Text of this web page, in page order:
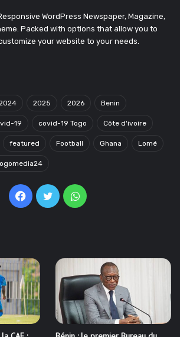
WordPress Newspaper, Magazine,
Packed with options that allow you to
your website to your needs.
2025 2026 Benin
19 covid-19 Togo Côte d'ivoire
featured Football Ghana Lomé
Facebook
TwitterWhatsApp